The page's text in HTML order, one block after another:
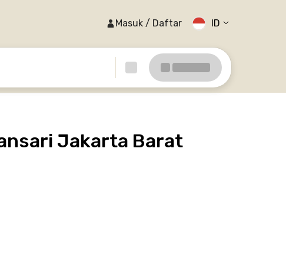
Masuk / Daftar ID
Jakarta Barat